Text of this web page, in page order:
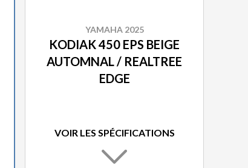
YAMAHA 2025
KODIAK 450 EPS BEIGE
AUTOMNAL / REALTREE
EDGE
VOIR LES SPÉCIFICATIONS